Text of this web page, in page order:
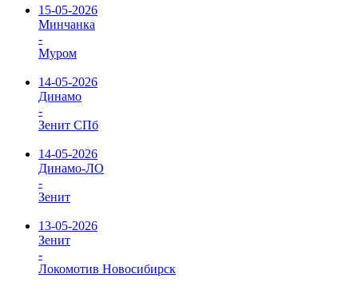
15-05-2026
Минчанка
-
Муром
14-05-2026
Динамо
-
Зенит СПб
14-05-2026
Динамо-ЛО
-
Зенит
13-05-2026
Зенит
-
Локомотив Новосибирск